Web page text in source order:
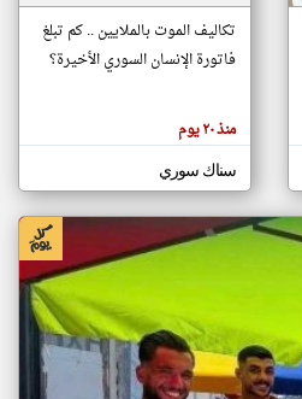
مصادر الأخبار من سوريا
اخبار سوريا على مدار الساعة
أهم اخبار سوريا العاجلة والمباشرة
تكاليف الموت بالملايين .. كم تبلغ
فاتورة الإنسان السوري الأخيرة؟
منذ ٢٠ يوم
سناك سوري
klyoum.com